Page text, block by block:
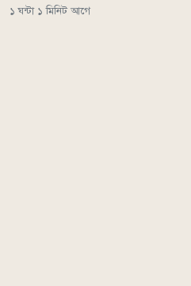
১ ঘন্টা ১ মিনিট আগে